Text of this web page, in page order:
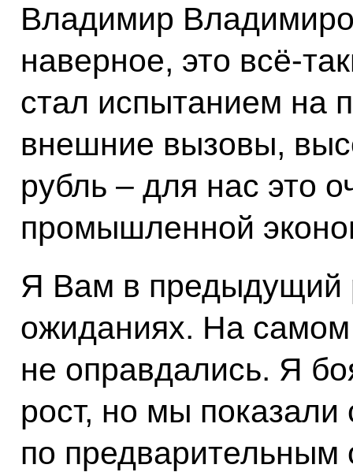
Владимир
наверное, это всё-
стал испытанием на
внешние вызовы,
рубль – для нас это
промышленной
Я Вам в предыдущий
ожиданиях. На самом
не оправдались. Я
рост, но мы показали
по предварительным